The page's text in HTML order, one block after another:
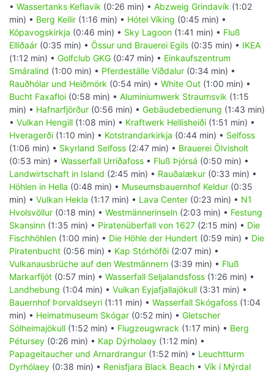
• Wassertanks Keflavik (0:26 min) • Abzweig Grindavík (1:02
min) • Berg Keilir (1:16 min) • Hótel Víking (0:45 min) •
Kópavogskirkja (0:46 min) • Sky Lagoon (1:41 min) • Fluß
Elliðaár (0:35 min) • Össur und Brauerei Egils (0:35 min) • IKEA
(1:12 min) • Golfclub GKG (0:47 min) • Einkaufszentrum
Smáralind (1:00 min) • Pferdeställe Víðdalur (0:34 min) •
Rauðhólar und Heiðmörk (0:54 min) • White Out (1:00 min) •
Bucht Faxafloi (0:58 min) • Aluminiumwerk Straumsvik (1:15
min) • Hafnarfjörður (0:56 min) • Gebäudebedienung (1:43 min)
• Vulkan Hengill (1:08 min) • Kraftwerk Hellisheiði (1:51 min) •
Hveragerði (1:10 min) • Kotstrandarkirkja (0:44 min) • Selfoss
(1:06 min) • Skyrland Selfoss (2:47 min) • Brauerei Ölvisholt
(0:53 min) • Wasserfall Urriðafoss • Fluß Þjórsá (0:50 min) •
Landwirtschaft in Island (2:45 min) • Rauðalækur (0:33 min) •
Höhlen in Hella (0:48 min) • Museumsbauernhof Keldur (0:35
min) • Vulkan Hekla (1:17 min) • Lava Center (0:23 min) • N1
Hvolsvöllur (0:18 min) • Westmännerinseln (2:03 min) • Festung
Skansinn (1:35 min) • Piratenüberfall von 1627 (2:15 min) • Die
Fischhöhlen (1:00 min) • Die Höhle der Hundert (0:59 min) • Die
Piratenbucht (0:56 min) • Kap Stórhöfði (2:07 min) •
Vulkanausbrüche auf den Westmännern (3:39 min) • Fluß
Markarfljót (0:57 min) • Wasserfall Seljalandsfoss (1:26 min) •
Landhebung (1:04 min) • Vulkan Eyjafjallajökull (3:31 min) •
Bauernhof Þorvaldseyri (1:11 min) • Wasserfall Skógafoss (1:04
min) • Heimatmuseum Skógar (0:52 min) • Gletscher
Sólheimajökull (1:52 min) • Flugzeugwrack (1:17 min) • Berg
Pétursey (0:26 min) • Kap Dýrholaey (1:12 min) •
Papageitaucher und Arnardrangur (1:52 min) • Leuchtturm
Dyrhólaey (0:38 min) • Renisfjara Black Beach • Vík í Mýrdal